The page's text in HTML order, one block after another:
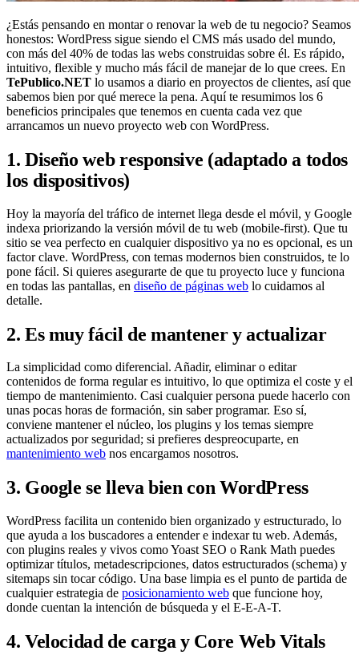
¿Estás pensando en montar o renovar la web de tu negocio? Seamos
honestos: WordPress sigue siendo el CMS más usado del mundo,
con más del 40% de todas las webs construidas sobre él. Es rápido,
intuitivo, flexible y mucho más fácil de manejar de lo que crees. En
TePublico.NET lo usamos a diario en proyectos de clientes, así que
sabemos bien por qué merece la pena. Aquí te resumimos los 6
beneficios principales que tenemos en cuenta cada vez que
arrancamos un nuevo proyecto web con WordPress.
1. Diseño web responsive (adaptado a todos
los dispositivos)
Hoy la mayoría del tráfico de internet llega desde el móvil, y Google
indexa priorizando la versión móvil de tu web (mobile-first). Que tu
sitio se vea perfecto en cualquier dispositivo ya no es opcional, es un
factor clave. WordPress, con temas modernos bien construidos, te lo
pone fácil. Si quieres asegurarte de que tu proyecto luce y funciona
en todas las pantallas, en diseño de páginas web lo cuidamos al
detalle.
2. Es muy fácil de mantener y actualizar
La simplicidad como diferencial. Añadir, eliminar o editar
contenidos de forma regular es intuitivo, lo que optimiza el coste y el
tiempo de mantenimiento. Casi cualquier persona puede hacerlo con
unas pocas horas de formación, sin saber programar. Eso sí,
conviene mantener el núcleo, los plugins y los temas siempre
actualizados por seguridad; si prefieres despreocuparte, en
mantenimiento web nos encargamos nosotros.
3. Google se lleva bien con WordPress
WordPress facilita un contenido bien organizado y estructurado, lo
que ayuda a los buscadores a entender e indexar tu web. Además,
con plugins reales y vivos como Yoast SEO o Rank Math puedes
optimizar títulos, metadescripciones, datos estructurados (schema) y
sitemaps sin tocar código. Una base limpia es el punto de partida de
cualquier estrategia de posicionamiento web que funcione hoy,
donde cuentan la intención de búsqueda y el E-E-A-T.
4. Velocidad de carga y Core Web Vitals